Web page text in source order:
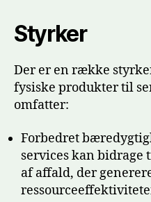
Styrker
Der er en række
fysiske produkter til
omfatter:
Forbedret
services kan
af affald, der